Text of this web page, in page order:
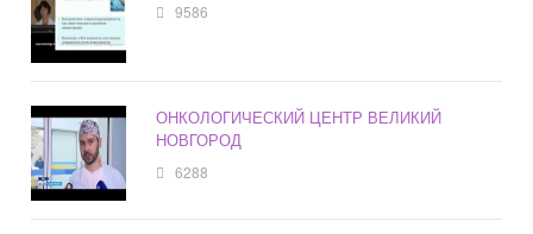
9586
ОНКОЛОГИЧЕСКИЙ ЦЕНТР ВЕЛИКИЙ
НОВГОРОД
6288